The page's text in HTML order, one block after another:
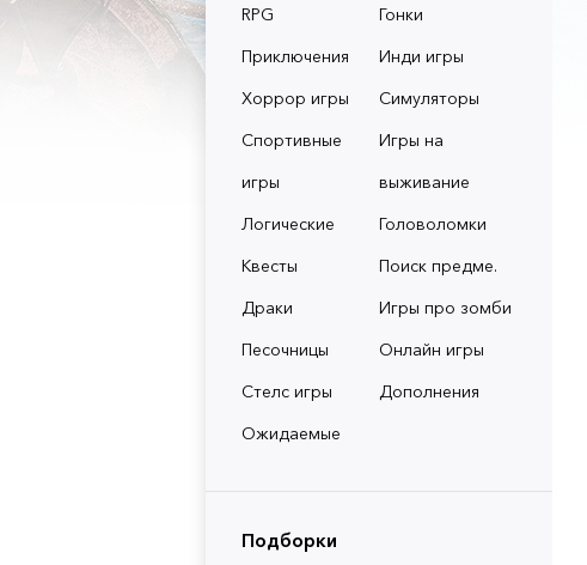
RPG
Гонки
Приключения
Инди игры
Хоррор игры
Симуляторы
Спортивные
игры
Игры на
выживание
Логические
Головоломки
Квесты
Поиск предме.
Драки
Игры про зомби
Песочницы
Онлайн игры
Стелс игры
Дополнения
Ожидаемые
Подборки